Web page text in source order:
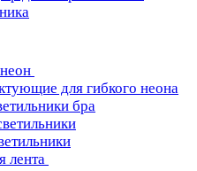
для гибкого неона
бра
лента